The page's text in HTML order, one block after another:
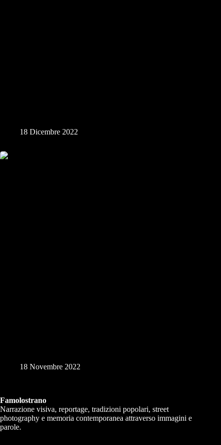
18 Dicembre 2022
18 Novembre 2022
Famolostrano
Narrazione visiva, reportage, tradizioni popolari, street
photography e memoria contemporanea attraverso immagini e
parole.